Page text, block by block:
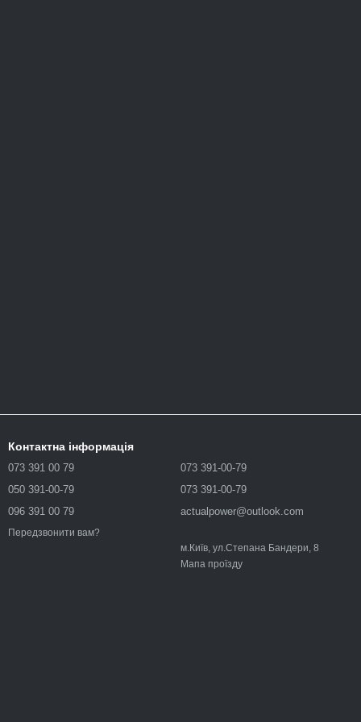
Контактна інформація
073 391 00 79
050 391-00-79
096 391 00 79
Передзвонити вам?
073 391-00-79
073 391-00-79
actualpower@outlook.com
м.Київ, ул.Степана Бандери, 8
Мапа проїзду